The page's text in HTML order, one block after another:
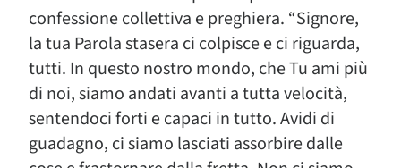
confessione collettiva e preghiera. “Signore,
la tua Parola stasera ci colpisce e ci riguarda,
tutti. In questo nostro mondo, che Tu ami più
di noi, siamo andati avanti a tutta velocità,
sentendoci forti e capaci in tutto. Avidi di
guadagno, ci siamo lasciati assorbire dalle